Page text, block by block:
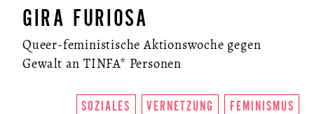
GIRA FURIOSA
Queer-feministische Aktionswoche gegen
Gewalt an TINFA* Personen
SOZIALES VERNETZUNG FEMINISMUS